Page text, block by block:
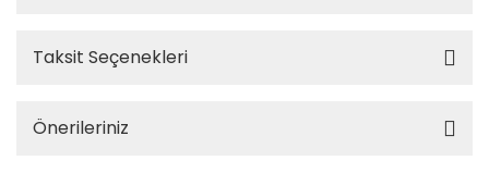
Taksit Seçenekleri
Önerileriniz